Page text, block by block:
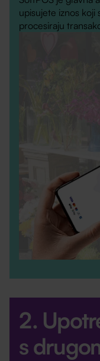
upisujete iznos koji
procesiraju
2.
s